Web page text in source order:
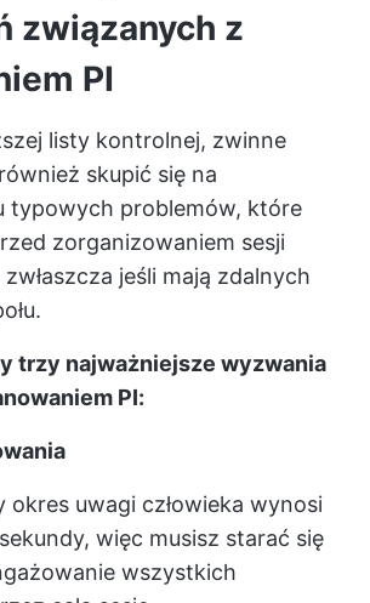
związanych z
PI
listy kontrolnej, zwinne
skupić się na
typowych problemów, które
zorganizowaniem sesji
jeśli mają zdalnych
trzy najważniejsze wyzwania
PI:
okres uwagi człowieka wynosi
więc musisz starać się
wszystkich